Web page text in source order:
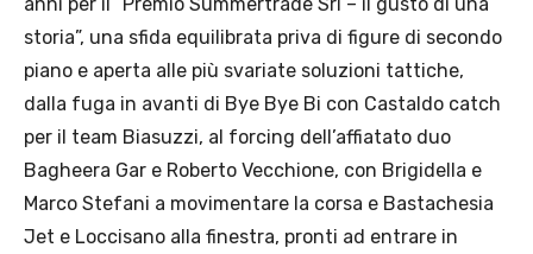
storia”, una sfida equilibrata priva di figure di secondo
piano e aperta alle più svariate soluzioni tattiche,
dalla fuga in avanti di Bye Bye Bi con Castaldo catch
per il team Biasuzzi, al forcing dell’affiatato duo
Bagheera Gar e Roberto Vecchione, con Brigidella e
Marco Stefani a movimentare la corsa e Bastachesia
Jet e Loccisano alla finestra, pronti ad entrare in